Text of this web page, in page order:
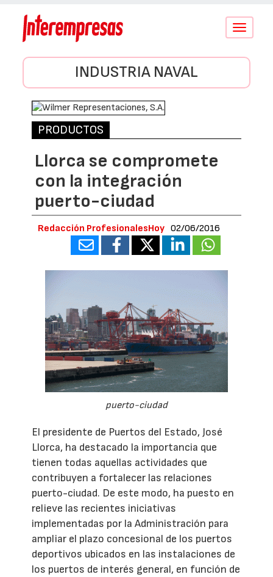
Conmutar
INDUSTRIA NAVAL
PRODUCTOS
Llorca se compromete
con la integración
puerto-ciudad
Redacción ProfesionalesHoy 02/06/2016
puerto-ciudad
El presidente de Puertos del Estado, José
Llorca, ha destacado la importancia que
tienen todas aquellas actividades que
contribuyen a fortalecer las relaciones
puerto-ciudad. De este modo, ha puesto en
relieve las recientes iniciativas
implementadas por la Administración para
ampliar el plazo concesional de los puertos
deportivos ubicados en las instalaciones de
los puertos de interés general, en función de